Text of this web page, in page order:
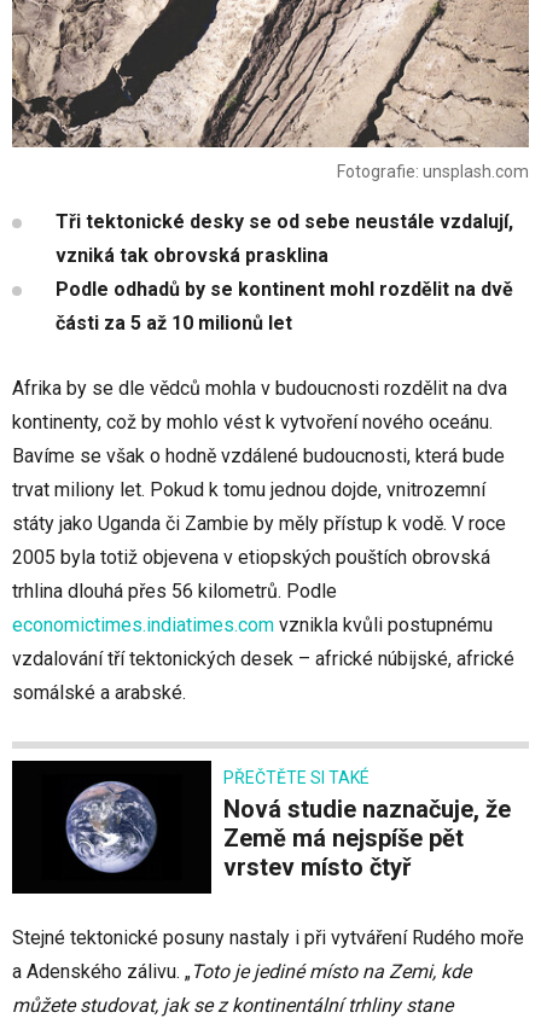
Fotografie: unsplash.com
Tři tektonické desky se od sebe neustále vzdalují,
vzniká tak obrovská prasklina
Podle odhadů by se kontinent mohl rozdělit na dvě
části za 5 až 10 milionů let
Afrika by se dle vědců mohla v budoucnosti rozdělit na dva
kontinenty, což by mohlo vést k vytvoření nového oceánu.
Bavíme se však o hodně vzdálené budoucnosti, která bude
trvat miliony let. Pokud k tomu jednou dojde, vnitrozemní
státy jako Uganda či Zambie by měly přístup k vodě. V roce
2005 byla totiž objevena v etiopských pouštích obrovská
trhlina dlouhá přes 56 kilometrů. Podle
economictimes.indiatimes.com vznikla kvůli postupnému
vzdalování tří tektonických desek – africké núbijské, africké
somálské a arabské.
PŘEČTĚTE SI TAKÉ
Nová studie naznačuje, že
Země má nejspíše pět
vrstev místo čtyř
Stejné tektonické posuny nastaly i při vytváření Rudého moře
a Adenského zálivu. „Toto je jediné místo na Zemi, kde
můžete studovat, jak se z kontinentální trhliny stane